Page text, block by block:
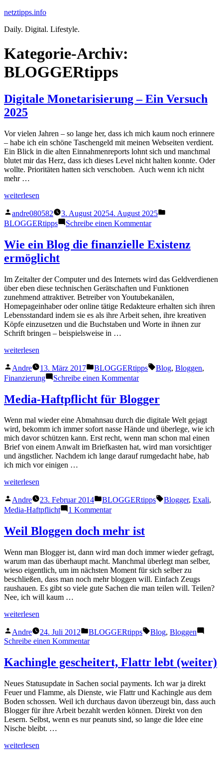
Zum
springen
netztipps.info
Daily. Digital. Lifestyle.
Kategorie-Archiv:
BLOGGERtipps
Digitale Monetarisierung – Ein Versuch
2025
Vor vielen Jahren – so lange her, dass ich mich kaum noch erinnere
– habe ich ein schöne Taschengeld mit meinen Webseiten verdient.
Ein Blick in die alten Einnahmenreports lohnt sich und manchmal
blutet mir das Herz, dass ich dieses Level nicht halten konnte. Oder
wollte. Prioritäten hatten sich verschoben. Auch wenn ich nicht
mehr …
„Digitale
–
Ein
2025“
weiterlesen
Veröffentlicht
von
andre080582 3. August 20254. August 2025
BLOGGERtipps Schreibe einen Kommentarzu
Monetarisierung
–
2025
Wie ein Blog die finanzielle Existenz
ermöglicht
Im Zeitalter der Computer und des Internets wird das Geldverdienen
über eben diese technischen Gerätschaften und Funktionen
zunehmend attraktiver. Betreiber von Youtubekanälen,
Homepageinhaber oder online tätige Redakteure erhalten sich ihren
Lebensstandard indem sie es als ihre Arbeit sehen, ihre kreativen
Köpfe einzusetzen und die Buchstaben und Worte in ihnen zur
Schrift bringen – beispielsweise in …
„Wie
Blog
die
Existenz
ermöglicht“
weiterlesen
Veröffentlicht
von
Andre 13. März 2017
Veröffentlicht
unter
BLOGGERtipps Schlagwörter:
Blog, Bloggen,
Finanzierung
Schreibe einen Kommentarzu
Blog
finanzielle
Existenz
ermöglicht
Media-Haftpflicht für Blogger
Wenn mal wieder eine Abmahnsau durch die digitale Welt gejagt
wird, bekomm ich immer sofort nasse Hände und überlege, wie ich
mich davor schützen kann. Erst recht, wenn man schon mal einen
Brief von einem Anwalt im Briefkasten hat, wird man vorsichtiger
und ängstlicher. Nachdem ich lange darauf rumgedacht habe, hab
ich mich vor einigen …
„Media-
für
Blogger“
weiterlesen
Veröffentlicht
von
Andre 23. Februar 2014
Veröffentlicht
unter
BLOGGERtipps Schlagwörter:
Blogger, Exali,
Media-Haftpflicht
1 Kommentarzu
Haftpflicht
für
Weil Bloggen doch mehr ist
Wenn man Blogger ist, dann wird man doch immer wieder gefragt,
warum man das überhaupt macht. Manchmal überlegt man selber,
wieso eigentlich, um im nächsten Moment für sich selber zu
beschließen, dass man noch mehr bloggen will. Einfach Zeugs
raushauen. Es gibt so viele gute Sachen die man teilen will. Teilen?
Nee, ich will kaum …
„Weil
doch
mehr
weiterlesen
Veröffentlicht
von
Andre 24. Juli 2012
Veröffentlicht
unter
BLOGGERtipps Schlagwörter:
Blog, Bloggen
Schreibe einen Kommentarzu
Bloggen
doch
ist
Kachingle gescheitert, Flattr lebt (weiter)
Neues Statusupdate in Sachen social payments. Ich war ja direkt
Feuer und Flamme, als Dienste, wie Flattr und Kachingle aus dem
Boden schossen. Weil ich durchaus davon überzeugt bin, dass auch
Blogger für ihre Arbeit bezahlt werden können. Direkt von den
Lesern. Selbst, wenn es nur peanuts sind, so lange die Idee eine
Nische bleibt. …
„Kachingle
weiterlesen